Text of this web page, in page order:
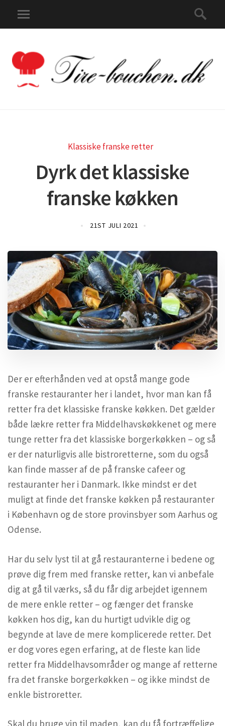
Klassiske franske retter
Dyrk det klassiske
franske køkken
21ST JULI 2021
Der er efterhånden ved at opstå mange gode
franske restauranter her i landet, hvor man kan få
retter fra det klassiske franske køkken. Det gælder
både lækre retter fra Middelhavskøkkenet og mere
tunge retter fra det klassiske borgerkøkken – og så
er der naturligvis alle bistroretterne, som du også
kan finde masser af de på franske cafeer og
restauranter her i Danmark. Ikke mindst er det
muligt at finde det franske køkken på restauranter
i København og de store provinsbyer som Aarhus og
Odense.
Har du selv lyst til at gå restauranterne i bedene og
prøve dig frem med franske retter, kan vi anbefale
dig at gå til værks, så du får dig arbejdet igennem
de mere enkle retter – og fænger det franske
køkken hos dig, kan du hurtigt udvikle dig og
begynde at lave de mere komplicerede retter. Det
er dog vores egen erfaring, at de fleste kan lide
retter fra Middelhavsområder og mange af retterne
fra det franske borgerkøkken – og ikke mindst de
enkle bistroretter.